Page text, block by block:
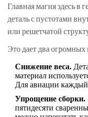
Главная магия здесь в
деталь с пустотами
или решетчатой
Это дает два
Снижение веса.
материал
Для авиации каждый
Упрощение сборки.
пятидесяти